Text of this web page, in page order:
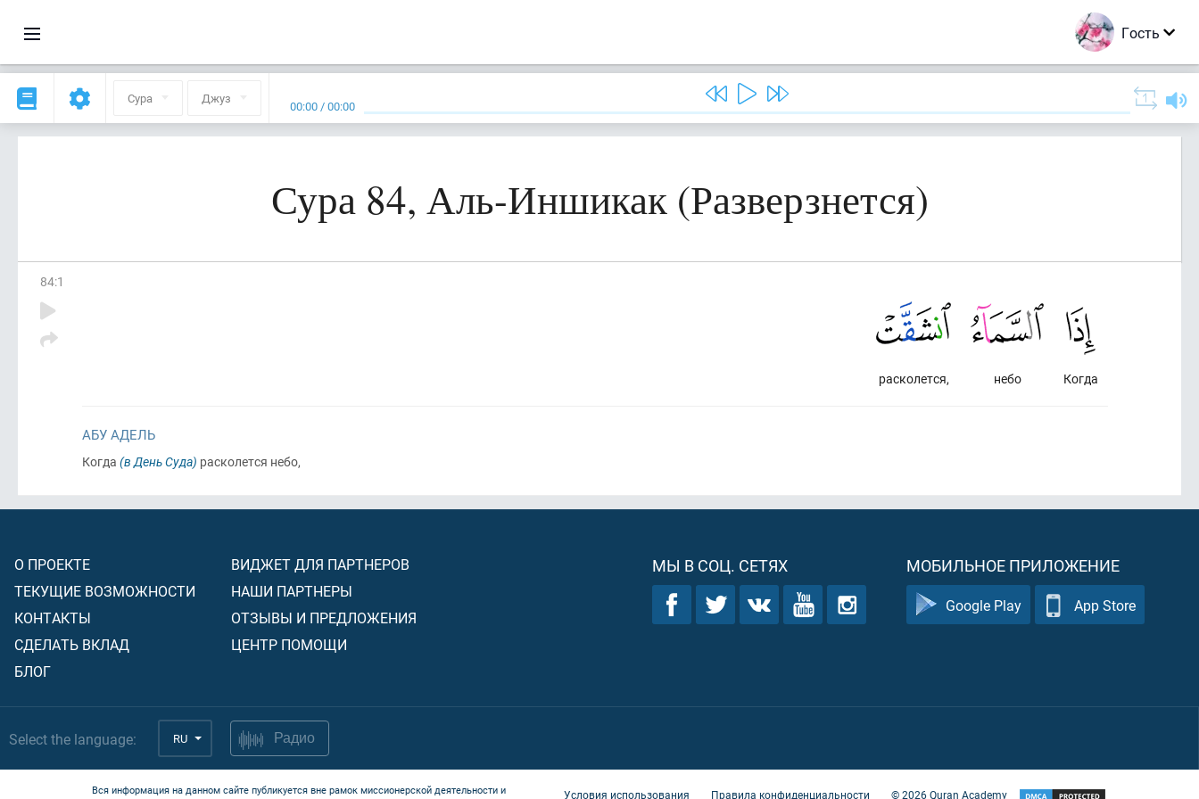
Гость
Сура Джуз 00:00 /00:00
Сура 84, Аль-Иншикак (Разверзнется)
84:1
Когда
небо
расколется,
АБУ АДЕЛЬ
Когда (в День Суда) расколется небо,
О ПРОЕКТЕ
ТЕКУЩИЕ ВОЗМОЖНОСТИ
КОНТАКТЫ
СДЕЛАТЬ ВКЛАД
БЛОГ
ВИДЖЕТ ДЛЯ ПАРТНЕРОВ
НАШИ ПАРТНЕРЫ
ОТЗЫВЫ И ПРЕДЛОЖЕНИЯ
ЦЕНТР ПОМОЩИ
МЫ В СОЦ. СЕТЯХ МОБИЛЬНОЕ ПРИЛОЖЕНИЕ
Google Play App Store
Select the language: RU Радио
Вся информация на данном сайте публикуется вне рамок миссионерской деятельности и
Условия использования Правила конфиденциальности ©2026Quran Academy